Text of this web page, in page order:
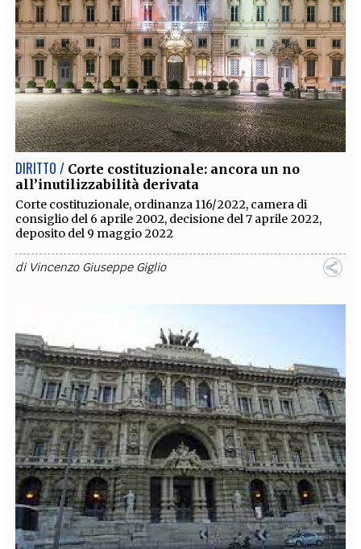
DIRITTO / Corte costituzionale: ancora un no
all’inutilizzabilità derivata
Corte costituzionale, ordinanza 116/2022, camera di
consiglio del 6 aprile 2002, decisione del 7 aprile 2022,
deposito del 9 maggio 2022
di Vincenzo Giuseppe Giglio